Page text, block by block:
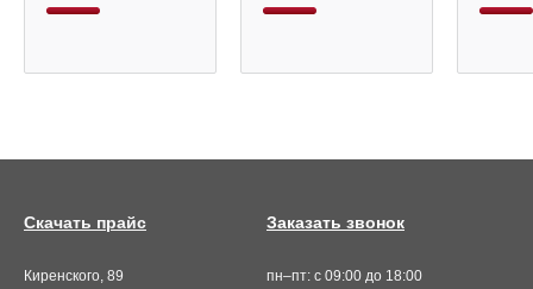
Киренского, 89 пн–пт: с 09:00 до 18:00
Заказать звонок
Скачать прайс